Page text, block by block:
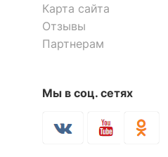
Карта сайта
Отзывы
Партнерам
Мы в соц. сетях